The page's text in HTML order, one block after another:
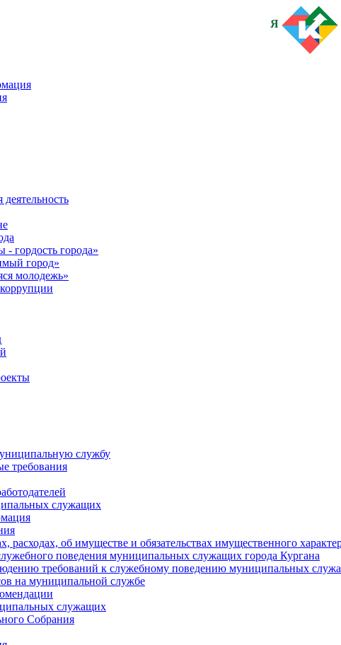
Я
деятельность
- гордость города»
город»
молодежь»
службу
требования
служащих
расходах, об имуществе и обязательствах имущественного
поведения муниципальных служащих города Кургана
требований к служебному поведению муниципальных
на муниципальной службе
служащих
Cобрания